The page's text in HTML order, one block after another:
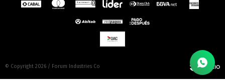
© Copyright 2026 / Forum Industries Co